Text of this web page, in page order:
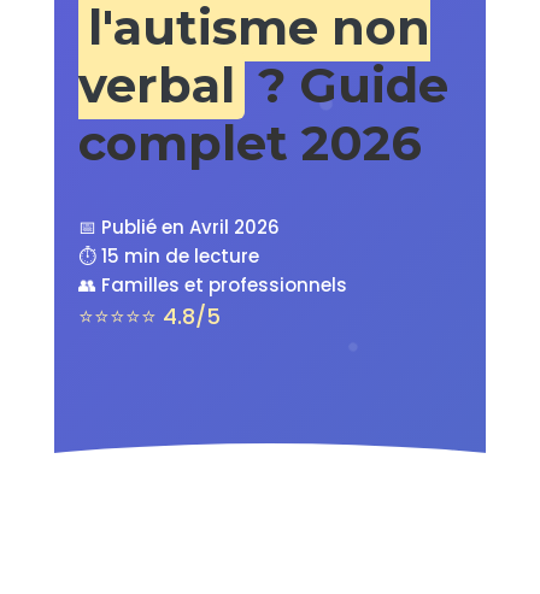
l'autisme non
verbal ? Guide
complet 2026
📅 Publié en Avril 2026
⏱️ 15 min de lecture
👥 Familles et professionnels
⭐⭐⭐⭐⭐ 4.8/5